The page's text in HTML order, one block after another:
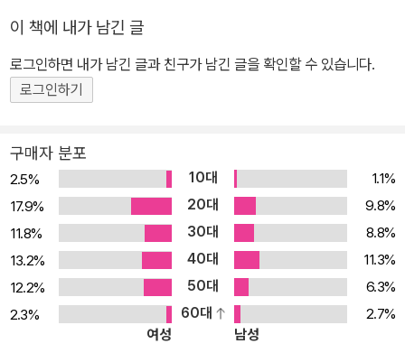
는 거대한 부조리극에 대해 관객으로서 또한 배우로서 골똘한 성찰의
기회를 갖게 될 것이다. 제33회 <김수영 문학상>을 통해 “지성과 감
성적 재치를 높은 단계에서 조화시킬 줄 아는 시인”이 탄생했다. 그의
는 미아들의 목적지 “누이는 자신의 화법이 우주 비행사의 두 눈을 닮
아 있음을 슬퍼한다” -「미아에게」에서 미아는 어른의 실수로 길을 잃
어버린 아이들을 뜻한다. 그러나 기혁의 시에서 출몰하는 미아는 어
른의 손을 스스로 놓아 버린 자발적 미아이거나, 자기 자신이 미아임
을 공포나 두려움 없이 도리어 자연스럽게 받아들이는 존재들이다.
낯설음과 평범함이 교차하며 의미의 포착을 교란하는 기혁의 시어 또
한 “익숙한 곳에서부터 길을 잃곤” 했던 미아의 습관일 것이다. 이러
한 미아들은 언어의 뿌리라고 할 수 있는 뜻(시니피에)에 대한 강박이
이 책에 내가 남긴 글
로그인하면 내가 남긴 글과 친구가 남긴 글을 확인할 수 있습니다.
로그인하기
구매자 분포
2.5% 10대
1.1%
17.9%
20대
9.8%
11.8%
30대
8.8%
13.2%
40대
11.3%
12.2%
50대
6.3%
2.3%
60대
2.7%
여성
남성